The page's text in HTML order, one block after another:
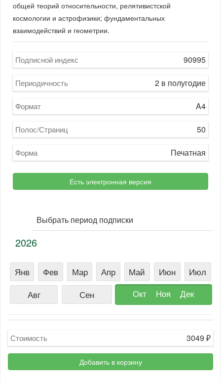
общей теорий относительности, релятивистской
космологии и астрофизики; фундаментальных
взаимодействий и геометрии.
Подписной индекс 90995
Периодичность 2 в полугодие
Формат A4
Полос/Страниц 50
Форма Печатная
Есть электронная версия
Выбрать период подписки
2026
Янв Фев Мар Апр Май Июн
Июл
Авг
Сен Окт Ноя Дек
Стоимость 3049 ₽
Добавить в корзину